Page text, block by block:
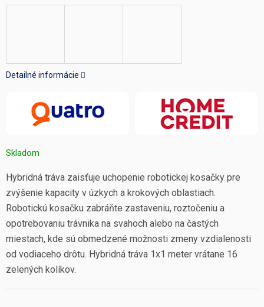
Skladom
Hybridná tráva zaisťuje uchopenie robotickej kosačky pre
zvýšenie kapacity v úzkych a krokových oblastiach.
Robotickú kosačku zabráňte zastaveniu, roztočeniu a
opotrebovaniu trávnika na svahoch alebo na častých
miestach, kde sú obmedzené možnosti zmeny vzdialenosti
od vodiaceho drôtu. Hybridná tráva 1x1 meter vrátane 16
zelených kolíkov.
Detailné informácie